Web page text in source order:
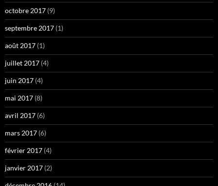
octobre 2017 (9)
septembre 2017 (1)
août 2017 (1)
juillet 2017 (4)
juin 2017 (4)
mai 2017 (8)
avril 2017 (6)
mars 2017 (6)
février 2017 (4)
janvier 2017 (2)